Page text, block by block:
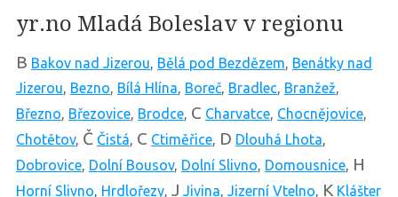
yr.no Mladá Boleslav v regionu
B Bakov nad Jizerou, Bělá pod Bezdězem, Benátky nad
Jizerou, Bezno, Bílá Hlína, Boreč, Bradlec, Branžež,
Březno, Březovice, Brodce, C Charvatce, Chocnějovice,
Chotětov, Č Čistá, C Ctiměřice, D Dlouhá Lhota,
Dobrovice, Dolní Bousov, Dolní Slivno, Domousnice, H
Horní Slivno, Hrdlořezy, J Jivina, Jizerní Vtelno, K Klášter